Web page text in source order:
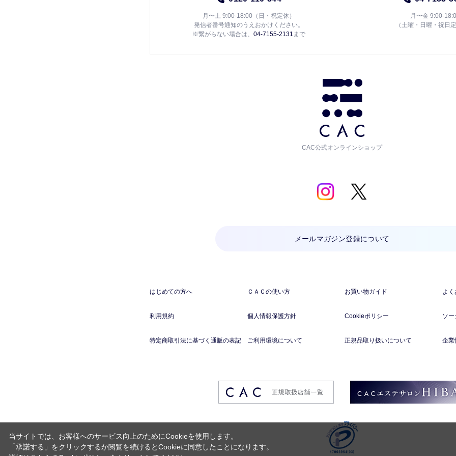
月〜土 9:00-18:00（日・祝定休）
発信者番号通知のうえおかけください。
※繋がらない場合は、 04-7155-2131 まで
月〜金 9:00-
（土曜・日曜・祝日
CAC公式オンラインショップ
メールマガジン登録について
はじめての方へ ＣＡＣの使い方 お買い物ガイド よく
利用規約 個人情報保護方針 Cookieポリシー ソ
特定商取引法に基づく通販の表記 ご利用環境について 正規品取り扱いについて 企業
当サイトでは、お客様へのサービス向上のためにCookieを使用します。
「承諾する」をクリックするか閲覧を続けるとCookieに同意したことになります。